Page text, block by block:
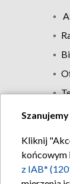
Kliknij
końcowym
z IAB*